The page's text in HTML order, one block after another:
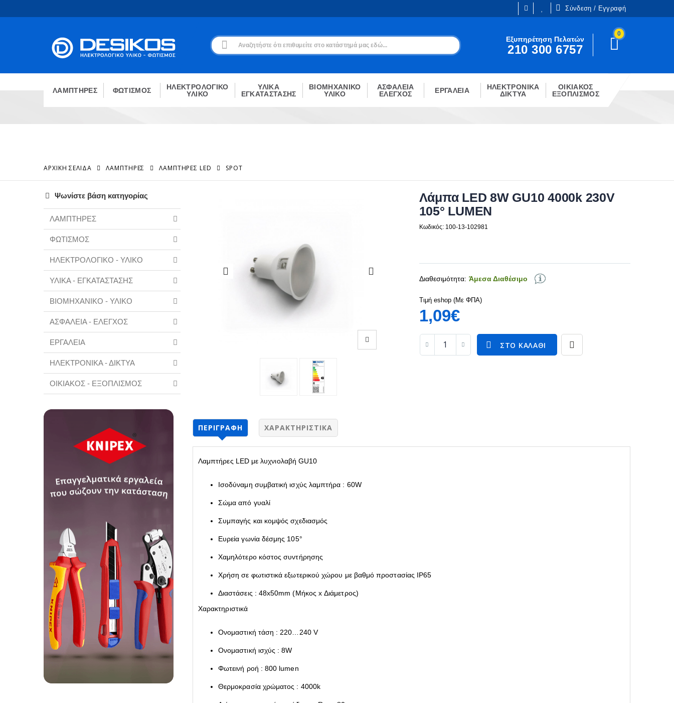
Σύνδεση / Εγγραφή
Εγγραφή
Δεν είσαι μέλος;
ΕΓΓΡΑΦΉ
Είμαι ήδη πελάτης
ΣΎΝΔΕΣΗ
Εξυπηρέτηση Πελατών
210 300 6757
0
ΛΑΜΠΤΗΡΕΣ ΦΩΤΙΣΜΟΣ
ΗΛΕΚΤΡΟΛΟΓΙΚΟ
ΥΛΙΚΟ
ΥΛΙΚΑ
ΕΓΚΑΤΑΣΤΑΣΗΣ
ΒΙΟΜΗΧΑΝΙΚΟ
ΥΛΙΚΟ
ΑΣΦΑΛΕΙΑ
ΕΛΕΓΧΟΣ
ΕΡΓΑΛΕΙΑ
ΗΛΕΚΤΡΟΝΙΚΑ
ΔΙΚΤΥΑ
ΟΙΚΙΑΚΟΣ
ΕΞΟΠΛΙΣΜΟΣ
ΑΡΧΙΚΉ ΣΕΛΊΔΑ ΛΑΜΠΤΗΡΕΣ ΛΑΜΠΤΉΡΕΣ LED SPOT
Ψωνίστε βάση κατηγορίας
ΛΑΜΠΤΗΡΕΣ
ΦΩΤΙΣΜΟΣ
ΗΛΕΚΤΡΟΛΟΓΙΚΟ - ΥΛΙΚΟ
ΥΛΙΚΑ - ΕΓΚΑΤΑΣΤΑΣΗΣ
ΒΙΟΜΗΧΑΝΙΚΟ - ΥΛΙΚΟ
ΑΣΦΑΛΕΙΑ - ΕΛΕΓΧΟΣ
ΕΡΓΑΛΕΙΑ
ΗΛΕΚΤΡΟΝΙΚΑ - ΔΙΚΤΥΑ
ΟΙΚΙΑΚΟΣ - ΕΞΟΠΛΙΣΜΟΣ
Λάμπα LED 8W GU10 4000k 230V
105° LUMEN
Κωδικός: 100-13-102981
Διαθεσιμότητα: Άμεσα Διαθέσιμο
Τιμή eshop (Με ΦΠΑ)
1,09€
ΣΤΟ ΚΑΛΆΘΙ
ΠΕΡΙΓΡΑΦΉ ΧΑΡΑΚΤΗΡΙΣΤΙΚΆ
Λαμπτήρες LED με λυχνιολαβή GU10
Ισοδύναμη συμβατική ισχύς λαμπτήρα : 60W
Σώμα από γυαλί
Συμπαγής και κομψός σχεδιασμός
Ευρεία γωνία δέσμης 105°
Χαμηλότερο κόστος συντήρησης
Χρήση σε φωτιστικά εξωτερικού χώρου με βαθμό προστασίας IP65
Διαστάσεις : 48x50mm (Μήκος x Διάμετρος)
Χαρακτηριστικά
Ονομαστική τάση : 220…240 V
Ονομαστική ισχύς : 8W
Φωτεινή ροή : 800 lumen
Θερμοκρασία χρώματος : 4000k